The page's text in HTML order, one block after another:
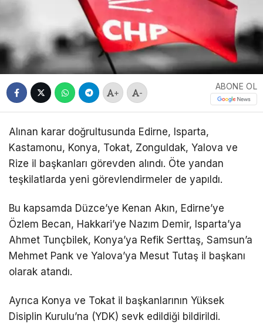
+ -
ABONE OL
Alınan karar doğrultusunda Edirne, Isparta,
Kastamonu, Konya, Tokat, Zonguldak, Yalova ve
Rize il başkanları görevden alındı. Öte yandan
teşkilatlarda yeni görevlendirmeler de yapıldı.
Bu kapsamda Düzce’ye Kenan Akın, Edirne’ye
Özlem Becan, Hakkari’ye Nazım Demir, Isparta’ya
Ahmet Tunçbilek, Konya’ya Refik Serttaş, Samsun’a
Mehmet Pank ve Yalova’ya Mesut Tutaş il başkanı
olarak atandı.
Ayrıca Konya ve Tokat il başkanlarının Yüksek
Disiplin Kurulu’na (YDK) sevk edildiği bildirildi.